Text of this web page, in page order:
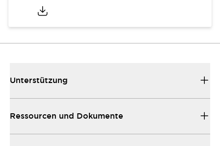
Unterstützung
Ressourcen und Dokumente